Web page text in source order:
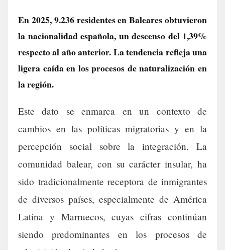
En 2025, 9.236 residentes en Baleares obtuvieron
la nacionalidad española, un descenso del 1,39%
respecto al año anterior. La tendencia refleja una
ligera caída en los procesos de naturalización en
la región.
Este dato se enmarca en un contexto de
cambios en las políticas migratorias y en la
percepción social sobre la integración. La
comunidad balear, con su carácter insular, ha
sido tradicionalmente receptora de inmigrantes
de diversos países, especialmente de América
Latina y Marruecos, cuyas cifras continúan
siendo predominantes en los procesos de